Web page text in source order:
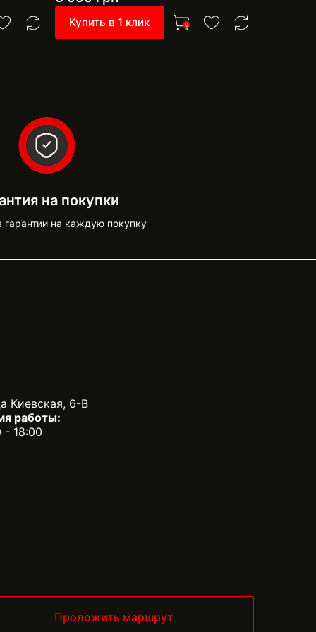
Купить в 1 клик 0
на покупки
гарантии на каждую покупку
Киевская, 6-В
работы:
- 18:00
Проложить маршрут